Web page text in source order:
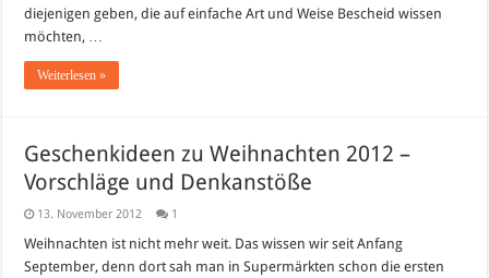
diejenigen geben, die auf einfache Art und Weise Bescheid wissen
möchten, …
Weiterlesen »
Geschenkideen zu Weihnachten 2012 –
Vorschläge und Denkanstöße
13. November 2012 1
Weihnachten ist nicht mehr weit. Das wissen wir seit Anfang
September, denn dort sah man in Supermärkten schon die ersten